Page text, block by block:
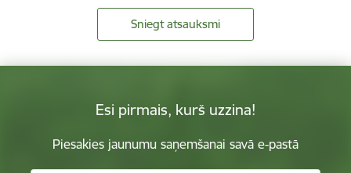
Sniegt atsauksmi
Esi pirmais, kurš uzzina!
Piesakies jaunumu saņemšanai savā e-pastā